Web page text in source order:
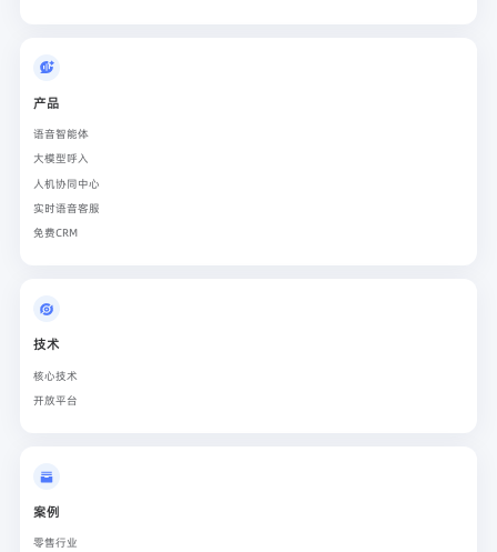
产品
语音智能体
大模型呼入
人机协同中心
实时语音客服
免费CRM
技术
核心技术
开放平台
案例
零售行业